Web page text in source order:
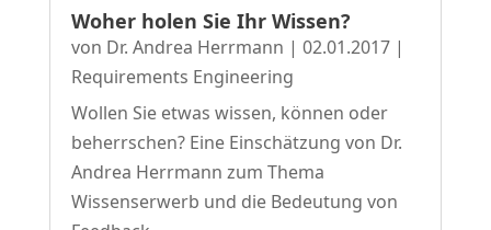
Woher holen Sie Ihr Wissen?
von Dr. Andrea Herrmann | 02.01.2017|
Requirements Engineering
Wollen Sie etwas wissen, können oder
beherrschen? Eine Einschätzung von Dr.
Andrea Herrmann zum Thema
Wissenserwerb und die Bedeutung von